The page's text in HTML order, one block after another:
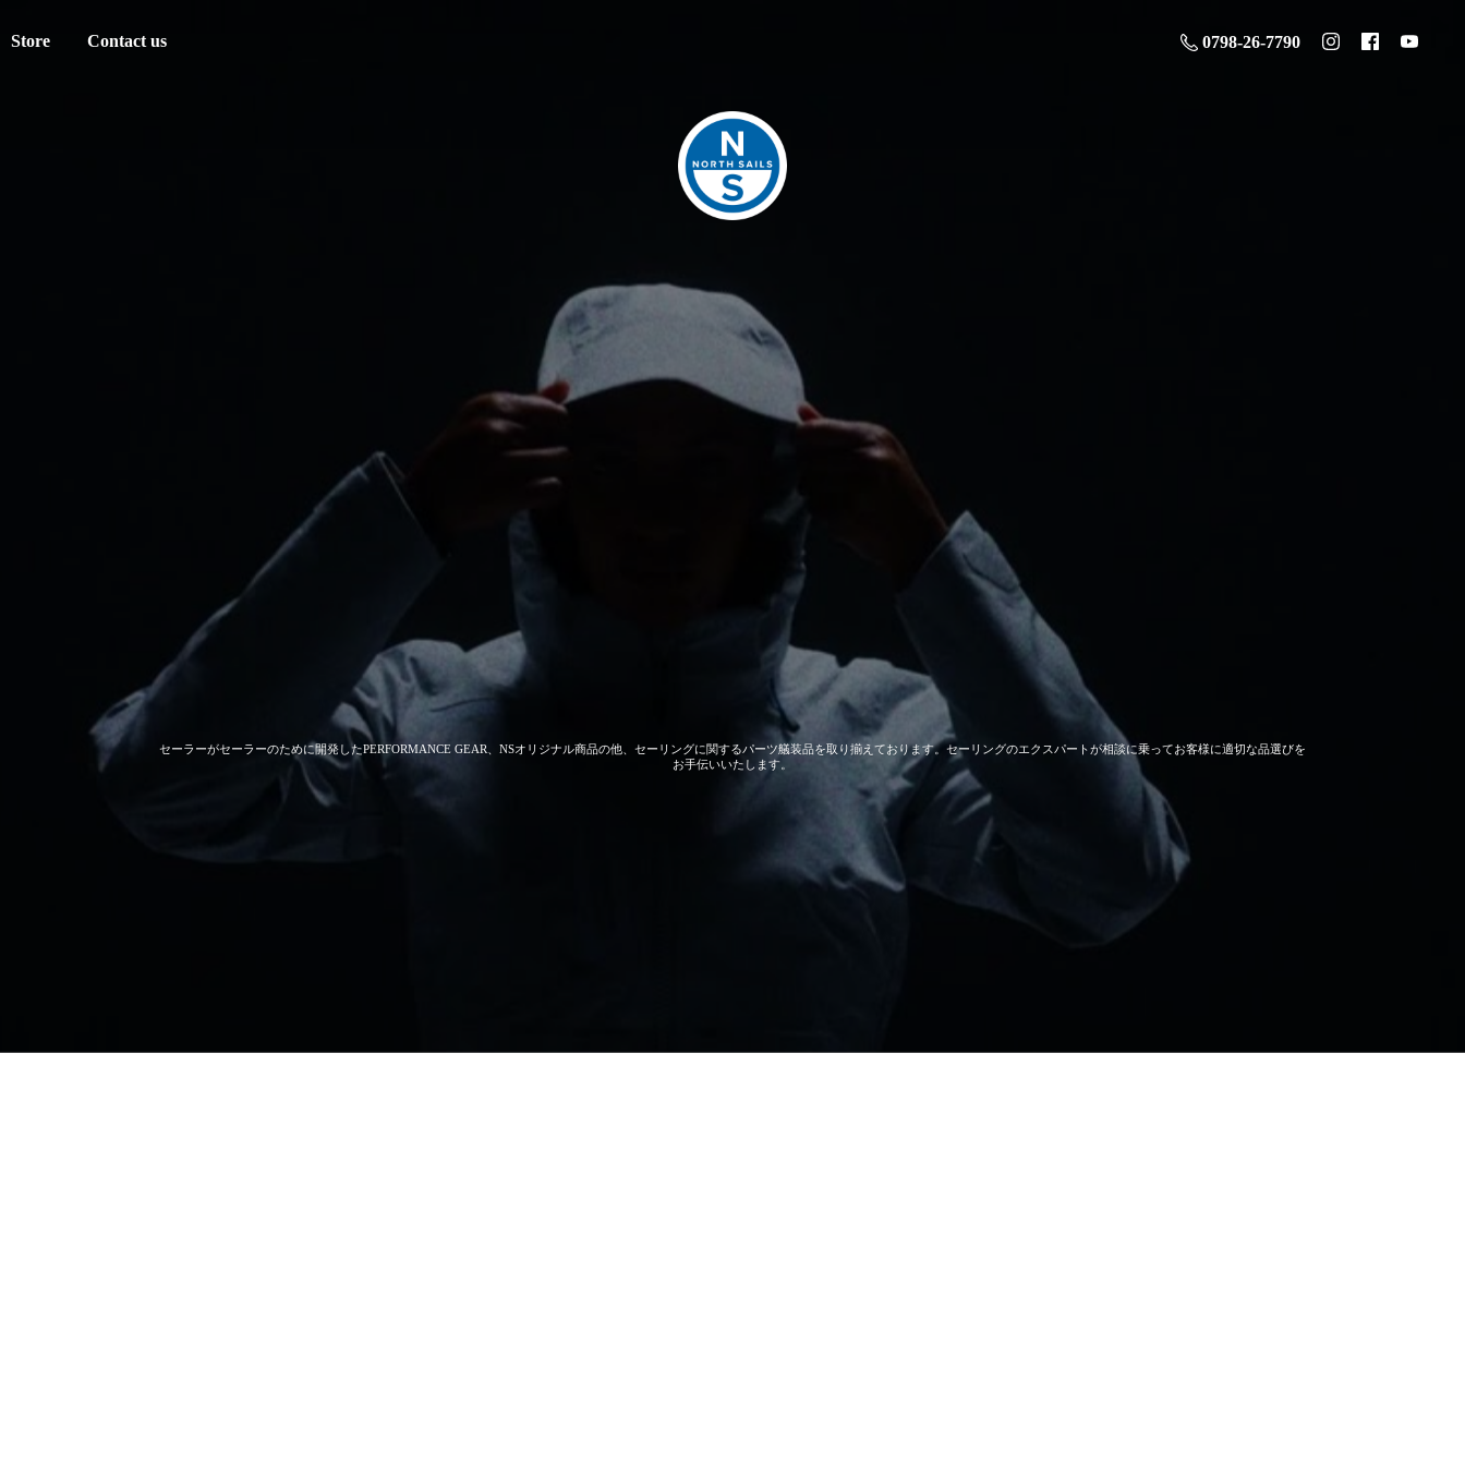
Store Contact us 0798-26-7790
セーラーがセーラーのために開発したPERFORMANCE GEAR、NSオリジナル商品の他、セーリングに関するパーツ艤装品を取り揃えております。セーリングのエクスパートが相談に乗ってお客様に適切な品選びを
お手伝いいたします。